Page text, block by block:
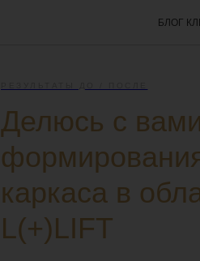
БЛОГ
Делюсь с
каркаса в
L(+)LIFT